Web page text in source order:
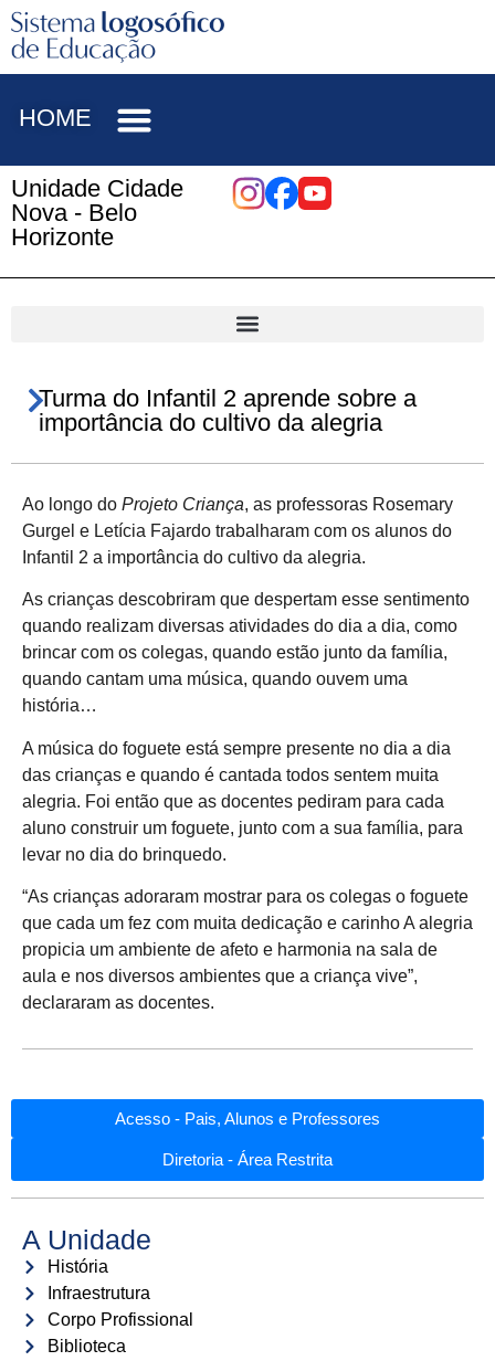
HOME
Unidade Cidade
Nova - Belo
Horizonte
Turma do Infantil 2 aprende sobre a
importância do cultivo da alegria
Ao longo do Projeto Criança, as professoras Rosemary
Gurgel e Letícia Fajardo trabalharam com os alunos do
Infantil 2 a importância do cultivo da alegria.
As crianças descobriram que despertam esse sentimento
quando realizam diversas atividades do dia a dia, como
brincar com os colegas, quando estão junto da família,
quando cantam uma música, quando ouvem uma
história…
A música do foguete está sempre presente no dia a dia
das crianças e quando é cantada todos sentem muita
alegria. Foi então que as docentes pediram para cada
aluno construir um foguete, junto com a sua família, para
levar no dia do brinquedo.
“As crianças adoraram mostrar para os colegas o foguete
que cada um fez com muita dedicação e carinho A alegria
propicia um ambiente de afeto e harmonia na sala de
aula e nos diversos ambientes que a criança vive”,
declararam as docentes.
Acesso - Pais, Alunos e Professores
Diretoria - Área Restrita
A Unidade
História
Infraestrutura
Corpo Profissional
Biblioteca